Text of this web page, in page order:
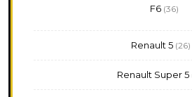
F6 3636
Renault 5 2626
Renault Super 5